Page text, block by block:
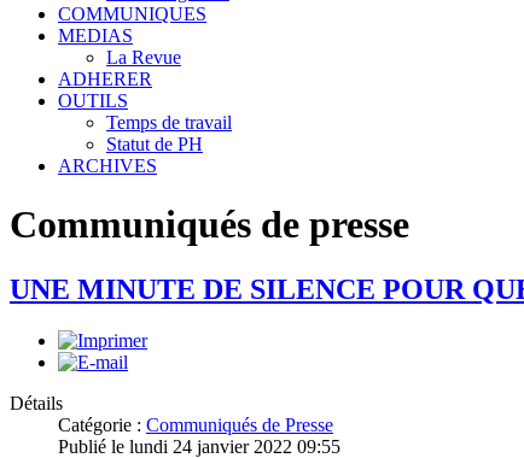
COMMUNIQUES
MEDIAS
La Revue
ADHERER
OUTILS
Temps de travail
Statut de PH
ARCHIVES
Communiqués de presse
UNE MINUTE DE SILENCE POUR
Détails
Catégorie : Communiqués de Presse
Publié le lundi 24 janvier 2022 09:55